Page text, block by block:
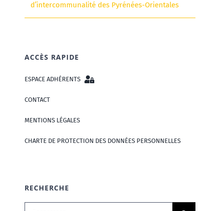
d’intercommunalité des Pyrénées-Orientales
ACCÈS RAPIDE
ESPACE ADHÉRENTS
CONTACT
MENTIONS LÉGALES
CHARTE DE PROTECTION DES DONNÉES PERSONNELLES
RECHERCHE